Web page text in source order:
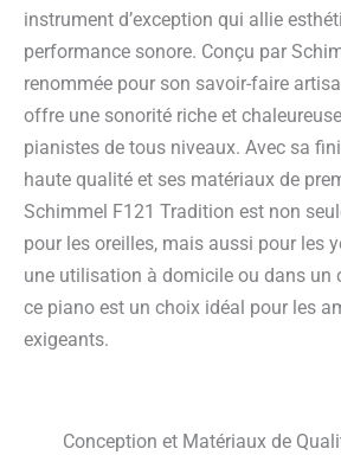
instrument d’exception qui allie
performance sonore. Conçu par
renommée pour son savoir-faire
offre une sonorité riche et
pianistes de tous niveaux. Avec sa
haute qualité et ses matériaux de
Schimmel F121 Tradition est non
pour les oreilles, mais aussi pour les
une utilisation à domicile ou dans un
ce piano est un choix idéal pour les
exigeants.
Conception et Matériaux de